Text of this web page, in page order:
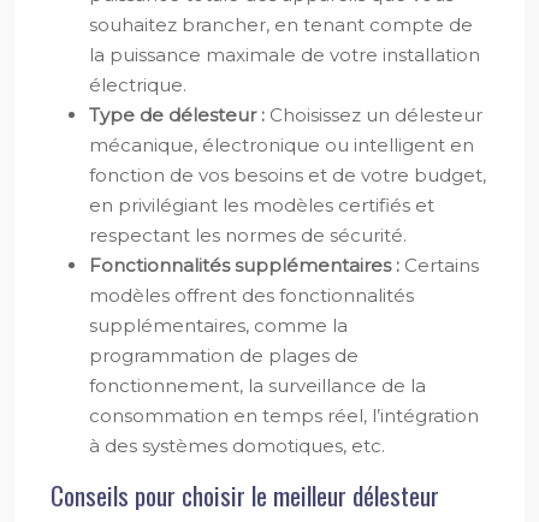
souhaitez brancher, en tenant compte de
la puissance maximale de votre installation
électrique.
Type de délesteur : Choisissez un délesteur
mécanique, électronique ou intelligent en
fonction de vos besoins et de votre budget,
en privilégiant les modèles certifiés et
respectant les normes de sécurité.
Fonctionnalités supplémentaires : Certains
modèles offrent des fonctionnalités
supplémentaires, comme la
programmation de plages de
fonctionnement, la surveillance de la
consommation en temps réel, l’intégration
à des systèmes domotiques, etc.
Conseils pour choisir le meilleur délesteur